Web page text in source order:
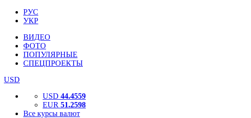
РУС
УКР
ВИДЕО
ФОТО
ПОПУЛЯРНЫЕ
СПЕЦПРОЕКТЫ
USD
USD 44.4559
EUR 51.2598
Все курсы валют